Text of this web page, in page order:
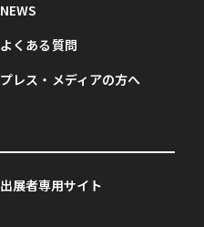
NEWS
よくある質問
プレス・メディアの方へ
出展者専用サイト